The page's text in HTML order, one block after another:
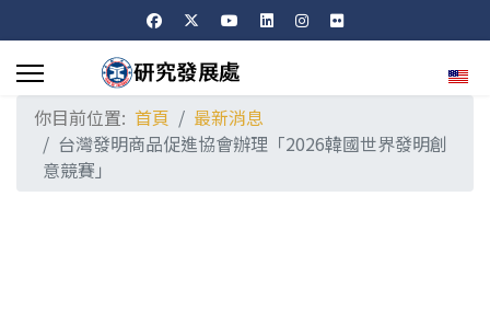
選擇
你目前位置: 首頁
最新消息
台灣發明商品促進協會辦理「2026韓國世界發明創
意競賽」